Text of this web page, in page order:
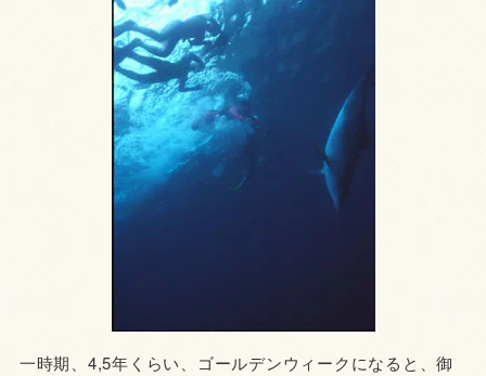
一時期、4,5年くらい、ゴールデンウィークになると、御